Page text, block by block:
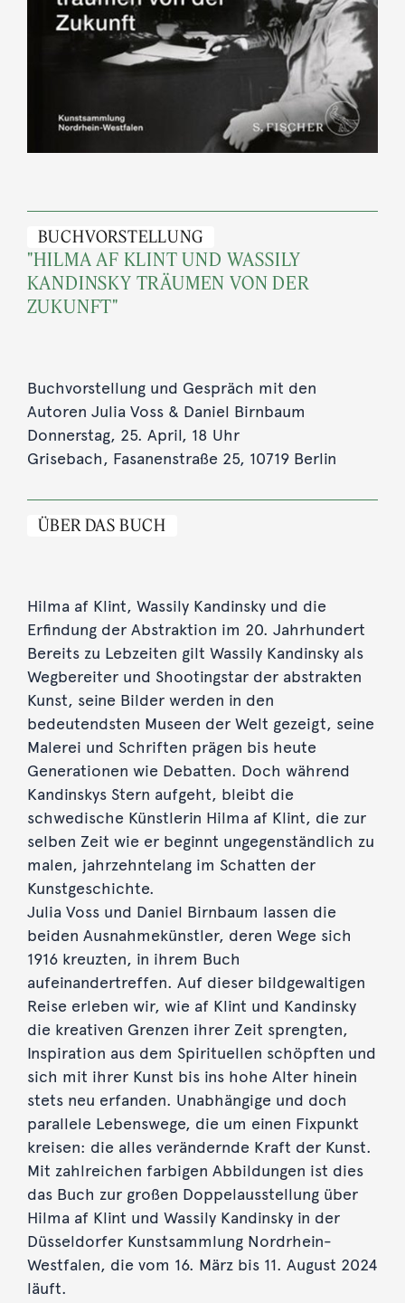
BUCHVORSTELLUNG
"HILMA AF KLINT UND WASSILY
KANDINSKY TRÄUMEN VON DER
ZUKUNFT"
Buchvorstellung und Gespräch mit den
Autoren Julia Voss & Daniel Birnbaum
Donnerstag, 25. April, 18 Uhr
Grisebach, Fasanenstraße 25, 10719 Berlin
ÜBER DAS BUCH
Hilma af Klint, Wassily Kandinsky und die
Erfindung der Abstraktion im 20. Jahrhundert
Bereits zu Lebzeiten gilt Wassily Kandinsky als
Wegbereiter und Shootingstar der abstrakten
Kunst, seine Bilder werden in den
bedeutendsten Museen der Welt gezeigt, seine
Malerei und Schriften prägen bis heute
Generationen wie Debatten. Doch während
Kandinskys Stern aufgeht, bleibt die
schwedische Künstlerin Hilma af Klint, die zur
selben Zeit wie er beginnt ungegenständlich zu
malen, jahrzehntelang im Schatten der
Kunstgeschichte.
Julia Voss und Daniel Birnbaum lassen die
beiden Ausnahmekünstler, deren Wege sich
1916 kreuzten, in ihrem Buch
aufeinandertreffen. Auf dieser bildgewaltigen
Reise erleben wir, wie af Klint und Kandinsky
die kreativen Grenzen ihrer Zeit sprengten,
Inspiration aus dem Spirituellen schöpften und
sich mit ihrer Kunst bis ins hohe Alter hinein
stets neu erfanden. Unabhängige und doch
parallele Lebenswege, die um einen Fixpunkt
kreisen: die alles verändernde Kraft der Kunst.
Mit zahlreichen farbigen Abbildungen ist dies
das Buch zur großen Doppelausstellung über
Hilma af Klint und Wassily Kandinsky in der
Düsseldorfer Kunstsammlung Nordrhein-
Westfalen, die vom 16. März bis 11. August 2024
läuft.